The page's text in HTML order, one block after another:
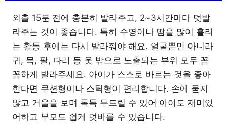
외출 15분 전에 충분히 발라주고, 2~3시간마다 덧발
라주는 것이 좋습니다. 특히 수영이나 땀을 많이 흘리
는 활동 후에는 다시 발라줘야 해요. 얼굴뿐만 아니라
귀, 목, 팔, 다리 등 옷 밖으로 노출되는 부위 모두 꼼
꼼하게 발라주세요. 아이가 스스로 바르는 것을 좋아
한다면 쿠션형이나 스틱형이 편리합니다. 손에 묻지
않고 거울을 보며 톡톡 두드릴 수 있어 아이도 재미있
어하고 부모도 쉽게 덧바를 수 있습니다.